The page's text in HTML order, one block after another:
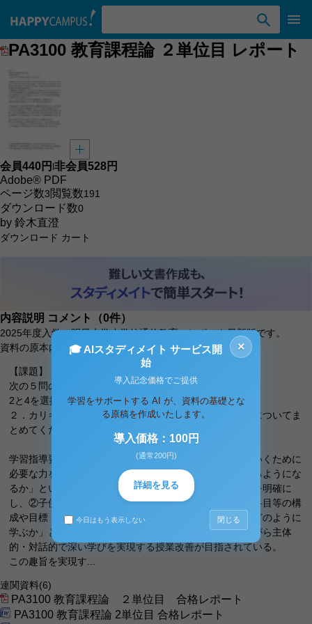
PA3100 教育課程論 ２単位目 レポート
会員440円 l非会員528円
Adobe® PDF
ページ数3閲覧数191
ダウンロード数0
by 鈴木直澄
ダウンロード カート
内容説明 コメント（0件）
2025年度入学、明星大学小学校通信教育、レポート最新版です。
資料の原本内容
【課題】
次の５問の中から２問を選択し、解答してください。
2と4を選択し、記述します。
２．カリキュラム・マネジメントの必要性と三つの側面についてま
とめてください。
学習指導要領では、子供たちが新しい時代を切り拓いていくために
必要な力を育成するためには、①子供たちが「何ができるようにな
るか」という視点から育成を目指す資質・能力の在り方を明確に
し、②子供たちが「何を学ぶか」という視点から教科・科目等の構
成や目標・内容などを見直すとともに、③子供たちが「どのように
学ぶか」という視点から単元などのまとまりを見通しながら主体
的・対話的で深い学びを実現する授業改善が目指されている。
この趣旨を実現す...
連関資料(6)
PA3100 教育課程論 ２単位目 合格レポート
PA3100 教育課程論 2単位目 合格レポート
×
🎓 AIスタディメイト サービス開
始
導入記念価格でご提供
学習をサポートする AI が、資料の基礎とな
る原稿を作成いたします。
導入価格：100円
(通常200円)
詳細を見る
今日はもう表示しない 閉じる